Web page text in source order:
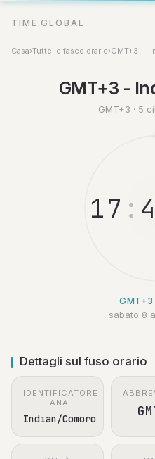
TIME.GLOBAL
Casa›Tutte le fasce orarie›GMT+3 —
GMT+3 -
GMT+3 · 5
17 : 4
GMT+3
sabato 8
Dettagli sul fuso orario
IDENTIFICATORE
IANA
Indian/Comoro
Online